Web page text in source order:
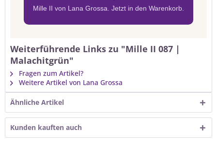
Mille II von Lana Grossa. Jetzt in den Warenkorb.
Weiterführende Links zu "Mille II 087 |
Malachitgrün"
Fragen zum Artikel?
Weitere Artikel von Lana Grossa
Ähnliche Artikel
Kunden kauften auch